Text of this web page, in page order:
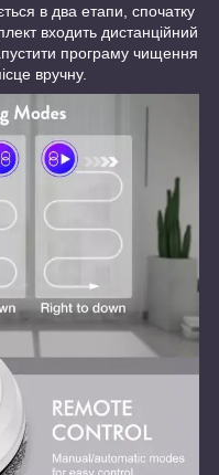
в два етапи, спочатку
входить дистанційний
програму чищення
вручну.